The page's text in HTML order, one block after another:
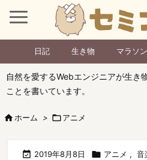
日記 生き物 マラソン
自然を愛するWebエンジニアが生き
ことを書いています。
ホーム > アニメ
 2019年8月8日  アニメ , 音